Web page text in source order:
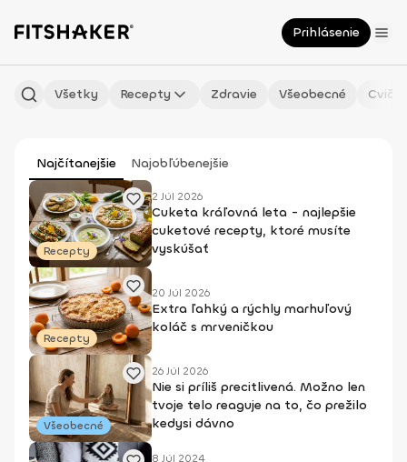
Prihlásenie
Všetky Recepty Zdravie Všeobecné
Najčítanejšie Najobľúbenejšie
Recepty
2 Júl 2026
Cuketa kráľovná leta - najlepšie
cuketové recepty, ktoré musíte
vyskúšať
Recepty
20 Júl 2026
Extra ľahký a rýchly marhuľový
koláč s mrveničkou
Všeobecné
26 Júl 2026
Nie si príliš precitlivená. Možno len
tvoje telo reaguje na to, čo prežilo
kedysi dávno
8 Júl 2024